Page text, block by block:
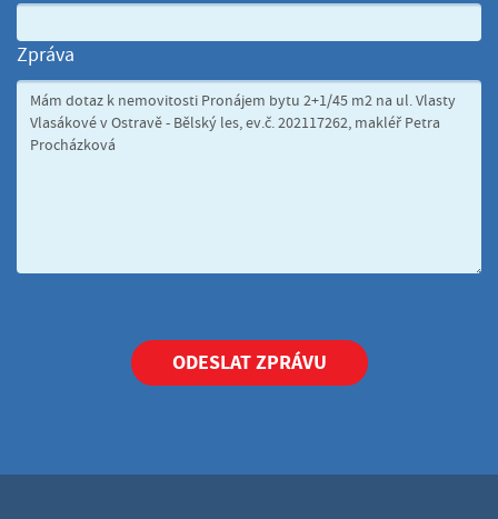
Zpráva
ODESLAT ZPRÁVU